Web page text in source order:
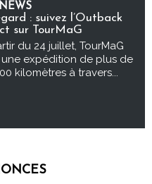
: suivez l’Outback
sur TourMaG
du 24 juillet, TourMaG
une expédition de plus de
kilomètres à travers...